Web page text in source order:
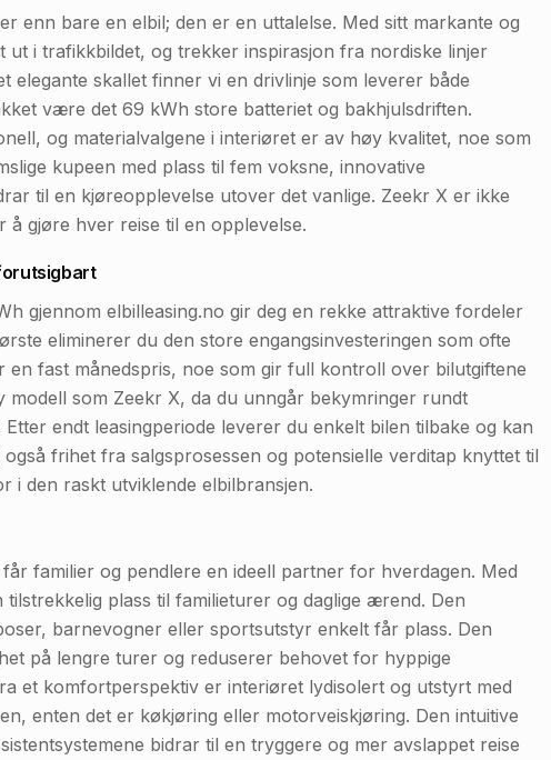
enn bare en elbil; den er en uttalelse. Med sitt markante og
ut i trafikkbildet, og trekker inspirasjon fra nordiske linjer
elegante skallet finner vi en drivlinje som leverer både
være det 69 kWh store batteriet og bakhjulsdriften.
og materialvalgene i interiøret er av høy kvalitet, noe som
kupeen med plass til fem voksne, innovative
til en kjøreopplevelse utover det vanlige. Zeekr X er ikke
gjøre hver reise til en opplevelse.
gjennom elbilleasing.no gir deg en rekke attraktive fordeler
eliminerer du den store engangsinvesteringen som ofte
fast månedspris, noe som gir full kontroll over bilutgiftene
modell som Zeekr X, da du unngår bekymringer rundt
endt leasingperiode leverer du enkelt bilen tilbake og kan
frihet fra salgsprosessen og potensielle verditap knyttet til
i den raskt utviklende elbilbransjen.
familier og pendlere en ideell partner for hverdagen. Med
plass til familieturer og daglige ærend. Den
barnevogner eller sportsutstyr enkelt får plass. Den
på lengre turer og reduserer behovet for hyppige
et komfortperspektiv er interiøret lydisolert og utstyrt med
enten det er køkjøring eller motorveiskjøring. Den intuitive
bidrar til en tryggere og mer avslappet reise